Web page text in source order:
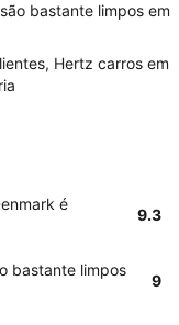
bastante limpos em
Hertz carros em
é
9.3
bastante limpos
9